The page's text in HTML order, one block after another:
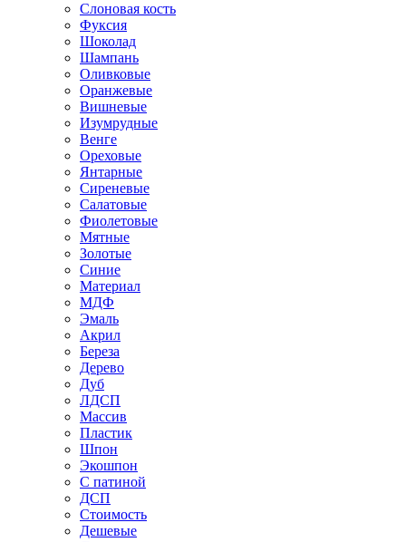
Слоновая кость
Фуксия
Шоколад
Шампань
Оливковые
Оранжевые
Вишневые
Изумрудные
Венге
Ореховые
Янтарные
Сиреневые
Салатовые
Фиолетовые
Мятные
Золотые
Синие
Материал
МДФ
Эмаль
Акрил
Береза
Дерево
Дуб
ЛДСП
Массив
Пластик
Шпон
Экошпон
С патиной
ДСП
Стоимость
Дешевые